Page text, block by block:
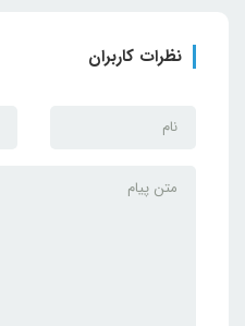
نقص در لحیم کاهش پیدا کند.
ویژگی‌هایی مانند:
Good Immersion
نظرات کاربران